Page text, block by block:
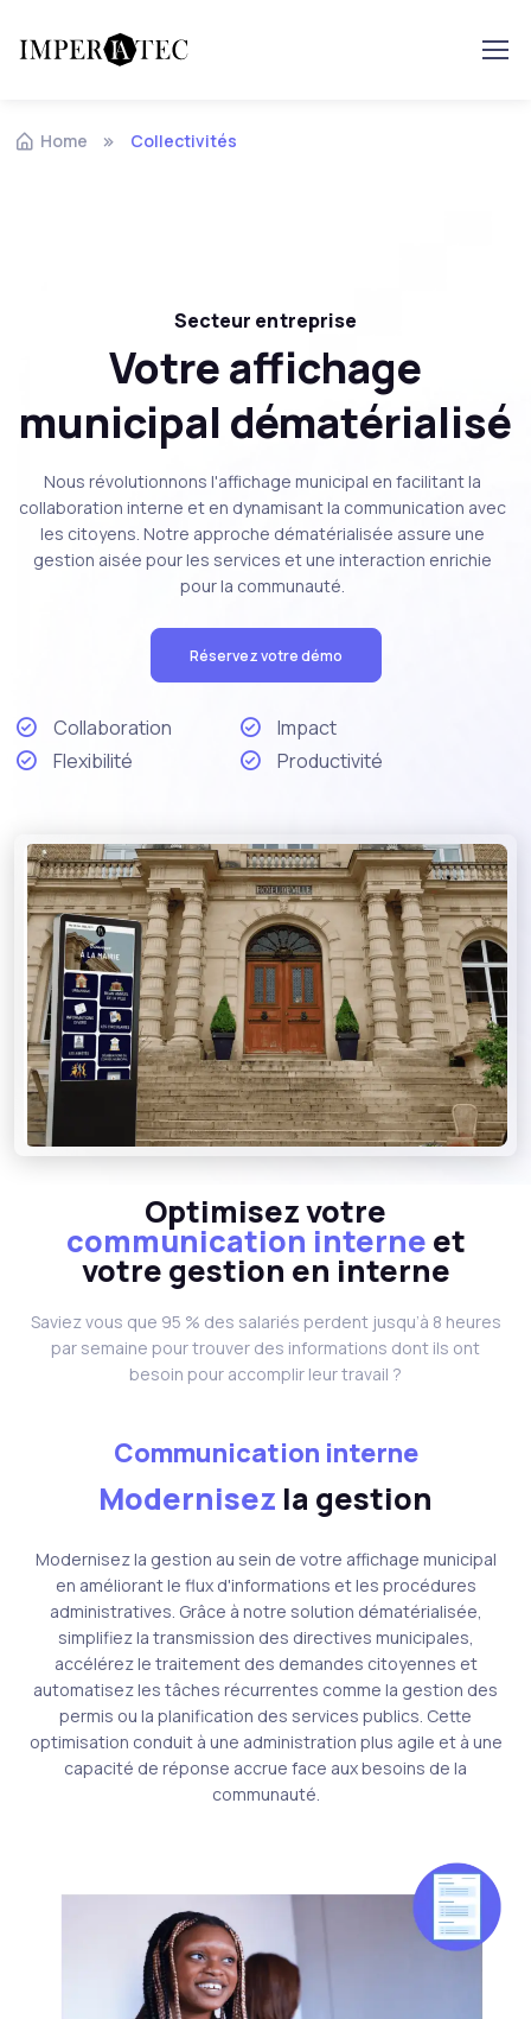
Home Collectivités
Secteur entreprise
Votre affichage
municipal dématérialisé
Nous révolutionnons l'affichage municipal en facilitant la
collaboration interne et en dynamisant la communication avec
les citoyens. Notre approche dématérialisée assure une
gestion aisée pour les services et une interaction enrichie
pour la communauté.
Réservez votre démo
Collaboration
Impact
Flexibilité
Productivité
Optimisez votre
communication interne et
votre gestion en interne
Saviez vous que 95 % des salariés perdent jusqu’à 8 heures
par semaine pour trouver des informations dont ils ont
besoin pour accomplir leur travail ?
Communication interne
Modernisez la gestion
Modernisez la gestion au sein de votre affichage municipal
en améliorant le flux d'informations et les procédures
administratives. Grâce à notre solution dématérialisée,
simplifiez la transmission des directives municipales,
accélérez le traitement des demandes citoyennes et
automatisez les tâches récurrentes comme la gestion des
permis ou la planification des services publics. Cette
optimisation conduit à une administration plus agile et à une
capacité de réponse accrue face aux besoins de la
communauté.